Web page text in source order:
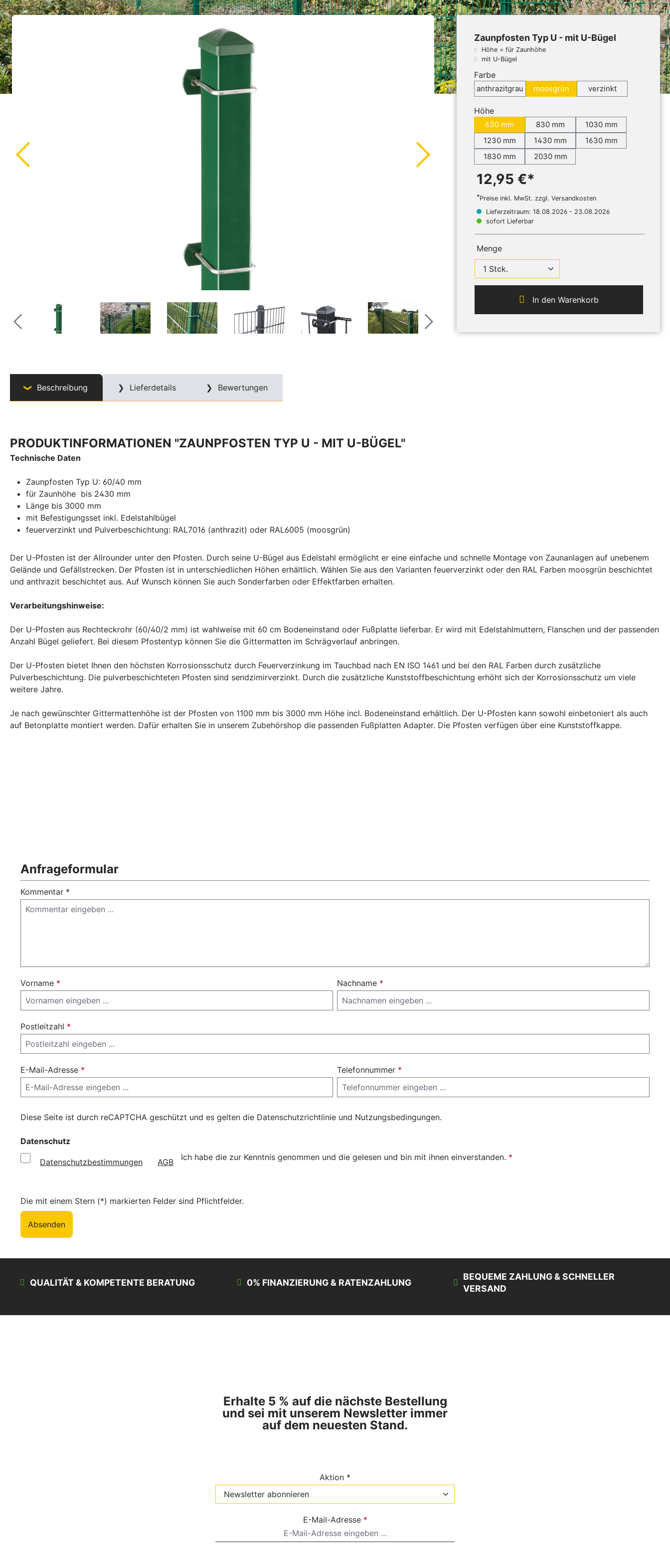
Zaunpfosten Typ U - mit U-Bügel
Höhe = für Zaunhöhe
mit U-Bügel
Farbe
anthrazitgrau moosgrün verzinkt
Höhe
630 mm 830 mm
1030 mm
1230 mm
1430 mm
1630 mm
1830 mm
2030 mm
12,95 €*
*Preise inkl. MwSt. zzgl. Versandkosten
Lieferzeitraum: 18.08.2026 - 23.08.2026
sofort Lieferbar
Menge
In den Warenkorb
Beschreibung Lieferdetails Bewertungen
PRODUKTINFORMATIONEN "ZAUNPFOSTEN TYP U - MIT U-BÜGEL"
Technische Daten
Zaunpfosten Typ U: 60/40 mm
für Zaunhöhe bis 2430 mm
Länge bis 3000 mm
mit Befestigungsset inkl. Edelstahlbügel
feuerverzinkt und Pulverbeschichtung: RAL7016 (anthrazit) oder RAL6005 (moosgrün)
Der U-Pfosten ist der Allrounder unter den Pfosten. Durch seine U-Bügel aus Edelstahl ermöglicht er eine einfache und schnelle Montage von Zaunanlagen auf unebenem
Gelände und Gefällstrecken. Der Pfosten ist in unterschiedlichen Höhen erhältlich. Wählen Sie aus den Varianten feuerverzinkt oder den RAL Farben moosgrün beschichtet
und anthrazit beschichtet aus. Auf Wunsch können Sie auch Sonderfarben oder Effektfarben erhalten.
Verarbeitungshinweise:
Der U-Pfosten aus Rechteckrohr (60/40/2 mm) ist wahlweise mit 60 cm Bodeneinstand oder Fußplatte lieferbar. Er wird mit Edelstahlmuttern, Flanschen und der passenden
Anzahl Bügel geliefert. Bei diesem Pfostentyp können Sie die Gittermatten im Schrägverlauf anbringen.
Der U-Pfosten bietet Ihnen den höchsten Korrosionsschutz durch Feuerverzinkung im Tauchbad nach EN ISO 1461 und bei den RAL Farben durch zusätzliche
Pulverbeschichtung. Die pulverbeschichteten Pfosten sind sendzimirverzinkt. Durch die zusätzliche Kunststoffbeschichtung erhöht sich der Korrosionsschutz um viele
weitere Jahre.
Je nach gewünschter Gittermattenhöhe ist der Pfosten von 1100 mm bis 3000 mm Höhe incl. Bodeneinstand erhältlich. Der U-Pfosten kann sowohl einbetoniert als auch
auf Betonplatte montiert werden. Dafür erhalten Sie in unserem Zubehörshop die passenden Fußplatten Adapter. Die Pfosten verfügen über eine Kunststoffkappe.
Anfrageformular
Kommentar *
Vorname * Nachname *
Postleitzahl *
E-Mail-Adresse * Telefonnummer *
Diese Seite ist durch reCAPTCHA geschützt und es gelten die Datenschutzrichtlinie und Nutzungsbedingungen.
Datenschutz
Ich habe die
Datenschutzbestimmungen zur Kenntnis genommen und die
AGB gelesen und bin mit ihnen einverstanden. *
Die mit einem Stern (*) markierten Felder sind Pflichtfelder.
Absenden
QUALITÄT & KOMPETENTE BERATUNG 0% FINANZIERUNG & RATENZAHLUNG
BEQUEME ZAHLUNG & SCHNELLER
VERSAND
Erhalte 5 % auf die nächste Bestellung
und sei mit unserem Newsletter immer
auf dem neuesten Stand.
Aktion *
E-Mail-Adresse *